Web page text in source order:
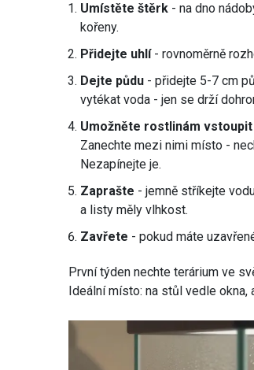
Umístěte štěrk - na dno
kořeny.
Přidejte uhlí- rovnoměrně
Dejte půdu - přidejte 5-7 cm
vytékat voda - jen se drží
Umožněte rostlinám vstoupit
Zanechte mezi nimi místo -
Nezapínejte je.
Zaprašte - jemně stříkejte
a listy měly vlhkost.
Zavřete - pokud máte
První týden nechte terárium ve
Ideální místo: na stůl vedle okna,